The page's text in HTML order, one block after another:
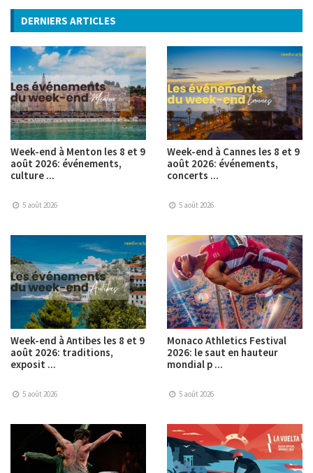
DERNIERS ARTICLES
Week-end à Menton les 8 et 9
août 2026: événements,
culture ...
5 août 2026
Week-end à Cannes les 8 et 9
août 2026: événements,
concerts ...
5 août 2026
Week-end à Antibes les 8 et 9
août 2026: traditions,
exposit ...
5 août 2026
Monaco Athletics Festival
2026: le saut en hauteur
mondial p ...
5 août 2026